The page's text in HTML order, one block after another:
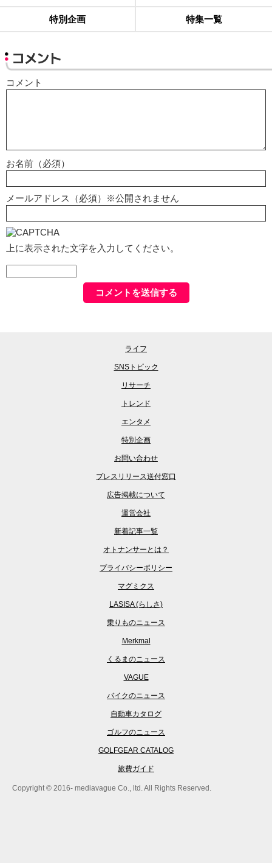
特別企画 特集一覧
コメント
コメント
お名前（必須）
メールアドレス（必須）※公開されません
上に表示された文字を入力してください。
ライフ
SNSトピック
リサーチ
トレンド
エンタメ
特別企画
お問い合わせ
プレスリリース送付窓口
広告掲載について
運営会社
新着記事一覧
オトナンサーとは？
プライバシーポリシー
マグミクス
LASISA (らしさ)
乗りものニュース
Merkmal
くるまのニュース
VAGUE
バイクのニュース
自動車カタログ
ゴルフのニュース
GOLFGEAR CATALOG
旅費ガイド
Copyright © 2016- mediavague Co., ltd. All Rights Reserved.